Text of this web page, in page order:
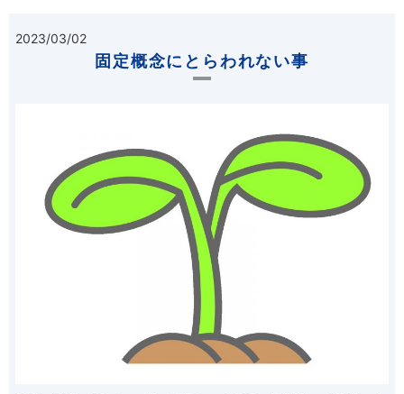
2023/03/02
固定概念にとらわれない事